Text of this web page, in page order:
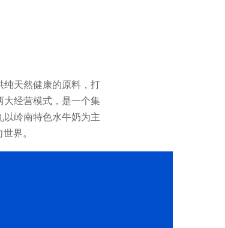
天然健康的原料，打
大经营模式，是一个集
岭南特色水牛奶为主
界。